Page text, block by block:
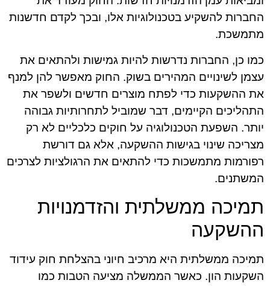
החברות להשקיע בטכנולוגיות אלו, ובכך לקדם חדשנות
מתמשכת.
כמו כן, החברות נדרשות להיות גמישות ולהתאים את
עצמן לשינויים המהירים בשוק. החוק מאפשר להן למנף
את ההשקעות כדי לפתח מוצרים חדשים ולשפר את
התהליכים הקיימים, דבר שמוביל לתחרותיות גבוהה
יותר. השפעת הטכנולוגיה על חוקים כלכליים לא רק
מצריכה שינוי בגישות ההשקעה, אלא גם דורשת
רפורמות מתמשכות כדי להתאים את הרגולציות לצרכים
המשתנים.
תמיכה ממשלתית והזדמנויות
ההשקעה
תמיכה ממשלתית היא מרכיב חיוני בהצלחת חוק עידוד
השקעות הון. כאשר הממשלה מציעה הטבות כמו